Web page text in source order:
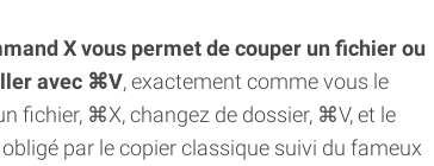
X vous permet de couper un fichier ou
avec ⌘V, exactement comme vous le
fichier, ⌘X, changez de dossier, ⌘V, et le
par le copier classique suivi du fameux